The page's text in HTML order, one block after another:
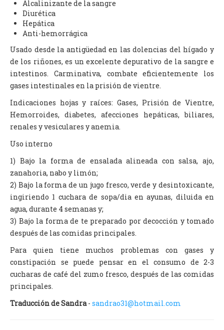
Alcalinizante de la sangre
Diurética
Hepática
Anti-hemorrágica
Usado desde la antigüedad en las dolencias del hígado y
de los riñones, es un excelente depurativo de la sangre e
intestinos. Carminativa, combate eficientemente los
gases intestinales en la prisión de vientre.
Indicaciones hojas y raíces: Gases, Prisión de Vientre,
Hemorroides, diabetes, afecciones hepáticas, biliares,
renales y vesiculares y anemia.
Uso interno
1) Bajo la forma de ensalada alineada con salsa, ajo,
zanahoria, nabo y limón;
2) Bajo la forma de un jugo fresco, verde y desintoxicante,
ingiriendo 1 cuchara de sopa/dia en ayunas, diluida en
agua, durante 4 semanas y;
3) Bajo la forma de te preparado por decocción y tomado
después de las comidas principales.
Para quien tiene muchos problemas con gases y
constipación se puede pensar en el consumo de 2-3
cucharas de café del zumo fresco, después de las comidas
principales.
Traducción de Sandra- sandrao31@hotmail.com